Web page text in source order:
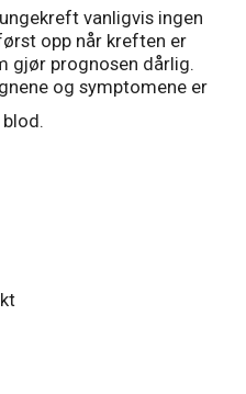
vanligvis ingen
opp når kreften er
gjør prognosen dårlig.
og symptomene er